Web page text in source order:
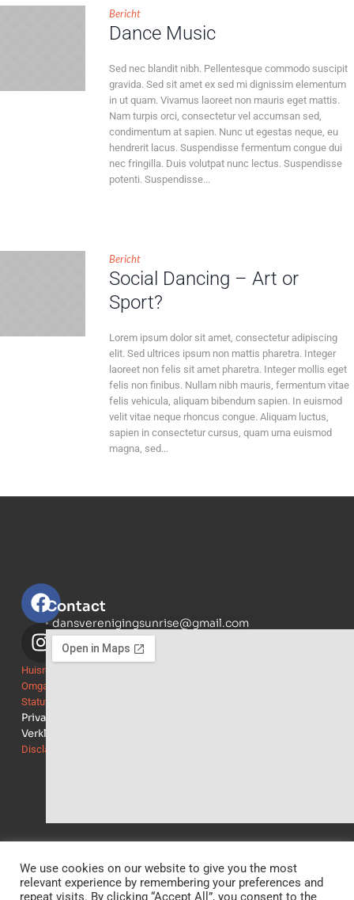
Bericht
Dance Music
Sed nec blandit nibh. Pellentesque commodo suscipit
gravida. Sed sit amet ex sed mi dignissim elementum
in ut quam. Vivamus laoreet non mauris eget mattis.
Nam turpis orci, consectetur vel accumsan sed,
condimentum at sapien. Nunc ut egestas neque, eu
hendrerit lacus. Suspendisse fermentum congue dui
nec fringilla. Duis volutpat nunc lectus. Suspendisse
potenti. Suspendisse...
Bericht
Social Dancing – Art or
Sport?
Lorem ipsum dolor sit amet, consectetur adipiscing
elit. Sed ultrices ipsum non mattis pharetra. Integer
laoreet non felis sit amet pharetra. Integer mollis eget
felis non finibus. Nullam nibh mauris, fermentum vitae
felis vehicula, aliquam bibendum sapien. In euismod
velit vitae neque rhoncus congue. Aliquam luctus,
sapien in consectetur cursus, quam urna euismod
magna, sed...
Huisregels
Omgangsregels
Statuten
Privacy
Verklaring
Disclaimer
Contact
dansverenigingsunrise@gmail.com
Dansvereninging
Sunrise
We use cookies on our website to give you the most
relevant experience by remembering your preferences and
repeat visits. By clicking “Accept All”, you consent to the